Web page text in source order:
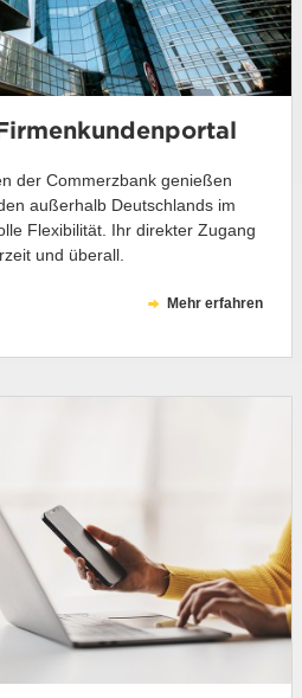
der Commerzbank genießen
außerhalb Deutschlands im
Flexibilität. Ihr direkter Zugang
und überall.
Mehr erfahren